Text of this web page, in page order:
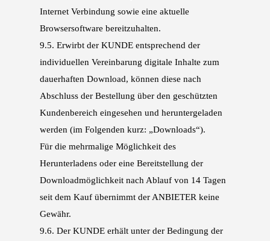
Internet Verbindung sowie eine aktuelle
Browsersoftware bereitzuhalten.
9.5. Erwirbt der KUNDE entsprechend der
individuellen Vereinbarung digitale Inhalte zum
dauerhaften Download, können diese nach
Abschluss der Bestellung über den geschützten
Kundenbereich eingesehen und heruntergeladen
werden (im Folgenden kurz: „Downloads“).
Für die mehrmalige Möglichkeit des
Herunterladens oder eine Bereitstellung der
Downloadmöglichkeit nach Ablauf von 14 Tagen
seit dem Kauf übernimmt der ANBIETER keine
Gewähr.
9.6. Der KUNDE erhält unter der Bedingung der